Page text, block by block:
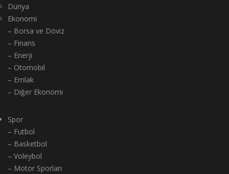
Dünya
Ekonomi
– Borsa ve Döviz
– Finans
– Enerji
– Otomobil
– Emlak
– Diğer Ekonomi
Spor
– Futbol
– Basketbol
– Voleybol
– Motor Sporları